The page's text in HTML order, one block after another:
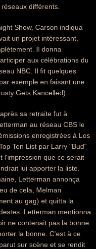
différents.
Show, Carson indiqua
un projet intéressant,
Il donna
aux célébrations du
NBC. Il fit quelques
exemple en faisant une
Gets Kancelled).
sa retraite fut à
au réseau CBS le
enregistrées à Los
Ten List par Larry "Bud"
l'impression que ce serait
lui apporter la liste.
Letterman annonça
de cela, Melman
au gag) et quitta la
Letterman mentionna
ne contenait pas la bonne
la bonne. C'est à ce
sur scène et se rendit